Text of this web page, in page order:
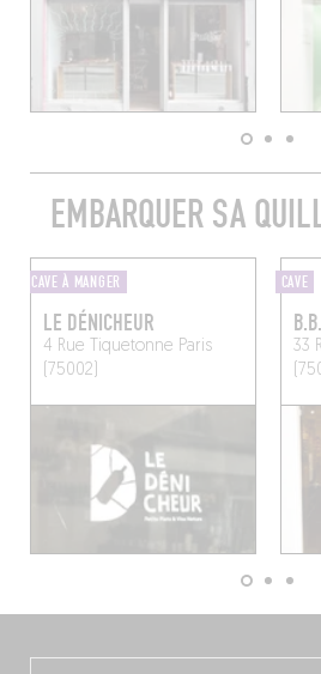
EMBARQUER SA
CAVE À MANGER
LE DÉNICHEUR
4 Rue Tiquetonne Paris
(75002)
CAVE
33